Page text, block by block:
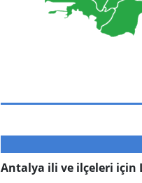
Antalya ili ve ilçeleri için